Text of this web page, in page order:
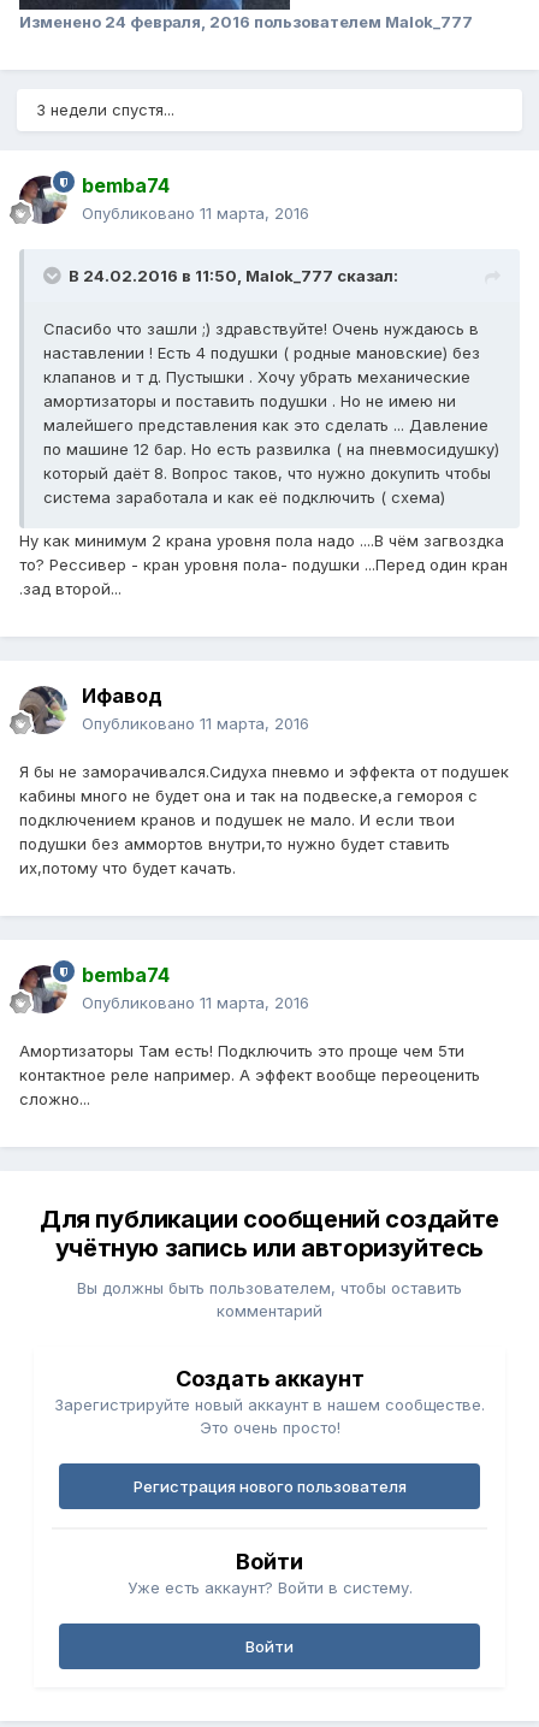
Изменено 24 февраля, 2016 пользователем Malok_777
3 недели спустя...
bemba74
Опубликовано 11 марта, 2016
В 24.02.2016 в 11:50, Malok_777 сказал:
Спасибо что зашли ;) здравствуйте! Очень нуждаюсь в
наставлении ! Есть 4 подушки ( родные мановские) без
клапанов и т д. Пустышки . Хочу убрать механические
амортизаторы и поставить подушки . Но не имею ни
малейшего представления как это сделать ... Давление
по машине 12 бар. Но есть развилка ( на пневмосидушку)
который даёт 8. Вопрос таков, что нужно докупить чтобы
система заработала и как её подключить ( схема)
Ну как минимум 2 крана уровня пола надо ....В чём загвоздка
то? Рессивер - кран уровня пола- подушки ...Перед один кран
.зад второй...
Ифавод
Опубликовано 11 марта, 2016
Я бы не заморачивался.Сидуха пневмо и эффекта от подушек
кабины много не будет она и так на подвеске,а гемороя с
подключением кранов и подушек не мало. И если твои
подушки без аммортов внутри,то нужно будет ставить
их,потому что будет качать.
bemba74
Опубликовано 11 марта, 2016
Амортизаторы Там есть! Подключить это проще чем 5ти
контактное реле например. А эффект вообще переоценить
сложно...
Для публикации сообщений создайте
учётную запись или авторизуйтесь
Вы должны быть пользователем, чтобы оставить
комментарий
Создать аккаунт
Зарегистрируйте новый аккаунт в нашем сообществе.
Это очень просто!
Регистрация нового пользователя
Войти
Уже есть аккаунт? Войти в систему.
Войти